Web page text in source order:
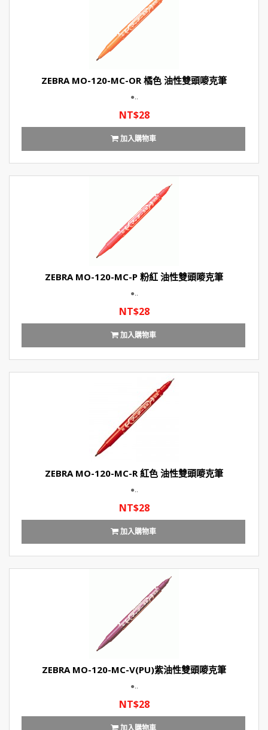
ZEBRA MO-120-MC-OR 橘色 油性雙頭嘜克筆
●..
NT$28
加入購物車
ZEBRA MO-120-MC-P 粉紅 油性雙頭嘜克筆
●..
NT$28
加入購物車
ZEBRA MO-120-MC-R 紅色 油性雙頭嘜克筆
●..
NT$28
加入購物車
ZEBRA MO-120-MC-V(PU)紫油性雙頭嘜克筆
●..
NT$28
加入購物車